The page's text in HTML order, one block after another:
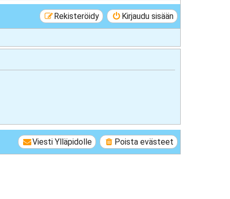
Kirjaudu sisään
Rekisteröidy
Poista evästeet
Viesti Ylläpidolle